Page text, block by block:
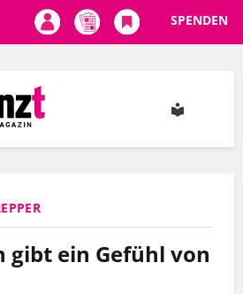
SPENDEN
gibt ein Gefühl von